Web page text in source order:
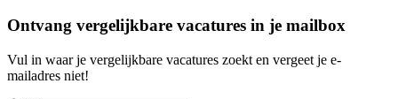
Ontvang vergelijkbare vacatures in je mailbox
Vul in waar je vergelijkbare vacatures zoekt en vergeet je e-
mailadres niet!